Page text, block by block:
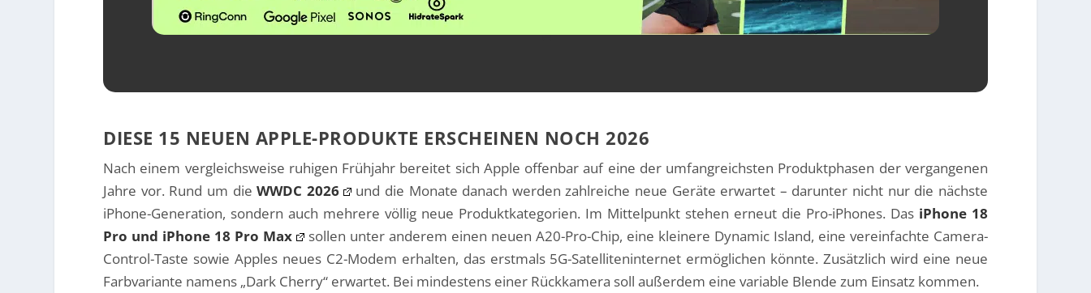
DIESE 15 NEUEN APPLE-PRODUKTE ERSCHEINEN NOCH 2026
Nach einem vergleichsweise ruhigen Frühjahr bereitet sich Apple offenbar auf eine der umfangreichsten Produktphasen der vergangenen
Jahre vor. Rund um dieWWDC 2026
und die Monate danach werden zahlreiche neue Geräte erwartet – darunter nicht nur die nächste
iPhone-Generation, sondern auch mehrere völlig neue Produktkategorien. Im Mittelpunkt stehen erneut die Pro-iPhones. Das iPhone 18
Pro und iPhone 18 Pro Max
sollen unter anderem einen neuen A20-Pro-Chip, eine kleinere Dynamic Island, eine vereinfachte Camera-
Control-Taste sowie Apples neues C2-Modem erhalten, das erstmals 5G-Satelliteninternet ermöglichen könnte. Zusätzlich wird eine neue
Farbvariante namens „Dark Cherry“ erwartet. Bei mindestens einer Rückkamera soll außerdem eine variable Blende zum Einsatz kommen.